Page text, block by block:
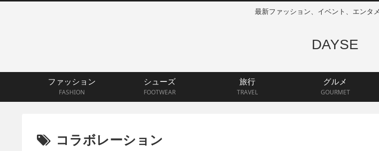
最新ファッション、イベント、エンタ
DAYSE
ファッション
FASHION
シューズ
FOOTWEAR
旅行
TRAVEL
グルメ
GOURMET
コラボレーション